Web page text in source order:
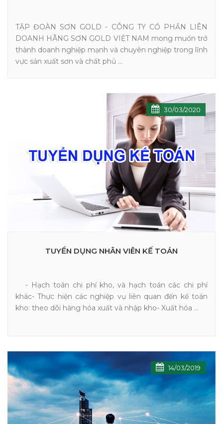
TẬP ĐOÀN SƠN GOLD - CÔNG TY CỔ PHẦN LIÊN
DOANH HÃNG SƠN GOLD VIỆT NAM mong muốn trở
thành doanh nghiệp mạnh và chuyên nghiệp trong lĩnh
vực sản xuất sơn và chất phủ ...
30/03/2020
TUYỂN DỤNG NHÂN VIÊN KẾ TOÁN
- Hạch toán chi phí kho, và hạch toán các chi phí
khác- Thực hiện các nghiệp vụ liên quan đến kế toán
kho: theo dõi hàng hóa xuất và nhập kho- Xuất hóa ...
14/03/2019